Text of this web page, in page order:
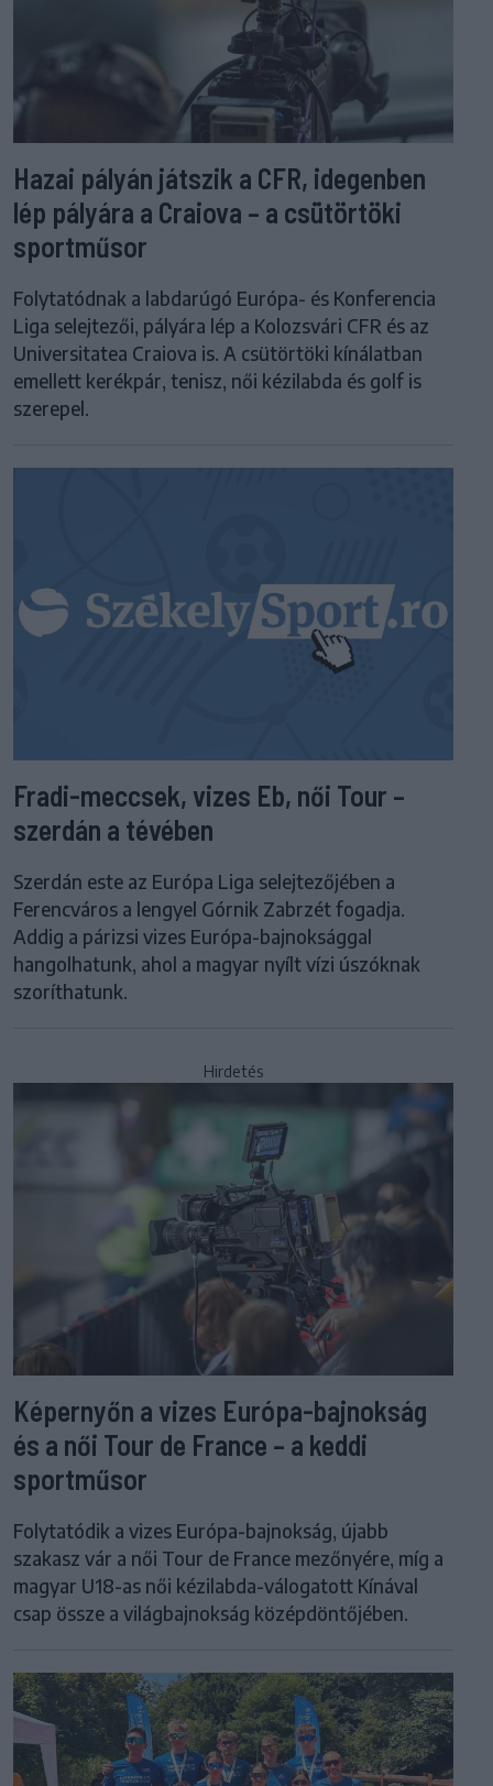
Hazai pályán játszik a CFR, idegenben
lép pályára a Craiova – a csütörtöki
sportműsor
Folytatódnak a labdarúgó Európa- és Konferencia
Liga selejtezői, pályára lép a Kolozsvári CFR és az
Universitatea Craiova is. A csütörtöki kínálatban
emellett kerékpár, tenisz, női kézilabda és golf is
szerepel.
Fradi-meccsek, vizes Eb, női Tour –
szerdán a tévében
Szerdán este az Európa Liga selejtezőjében a
Ferencváros a lengyel Górnik Zabrzét fogadja.
Addig a párizsi vizes Európa-bajnoksággal
hangolhatunk, ahol a magyar nyílt vízi úszóknak
szoríthatunk.
Hirdetés
Képernyőn a vizes Európa-bajnokság
és a női Tour de France – a keddi
sportműsor
Folytatódik a vizes Európa-bajnokság, újabb
szakasz vár a női Tour de France mezőnyére, míg a
magyar U18-as női kézilabda-válogatott Kínával
csap össze a világbajnokság középdöntőjében.